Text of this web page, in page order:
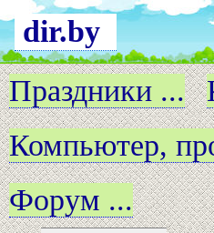
dir.by
Праздники ...
Компьютер,
Форум ...